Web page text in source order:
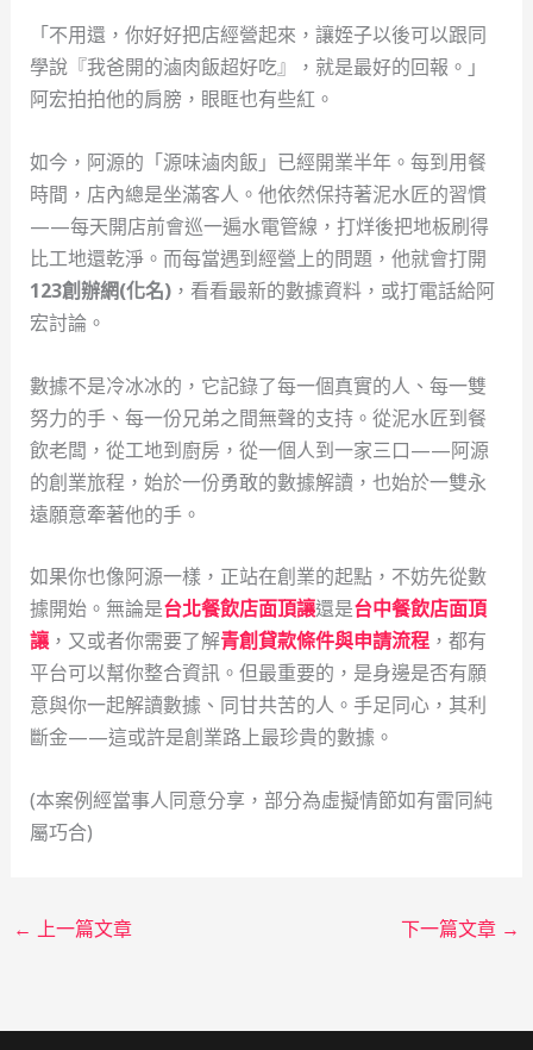
「不用還，你好好把店經營起來，讓姪子以後可以跟同
學說『我爸開的滷肉飯超好吃』，就是最好的回報。」
阿宏拍拍他的肩膀，眼眶也有些紅。
如今，阿源的「源味滷肉飯」已經開業半年。每到用餐
時間，店內總是坐滿客人。他依然保持著泥水匠的習慣
——每天開店前會巡一遍水電管線，打烊後把地板刷得
比工地還乾淨。而每當遇到經營上的問題，他就會打開
123創辦網(化名)，看看最新的數據資料，或打電話給阿
宏討論。
數據不是冷冰冰的，它記錄了每一個真實的人、每一雙
努力的手、每一份兄弟之間無聲的支持。從泥水匠到餐
飲老闆，從工地到廚房，從一個人到一家三口——阿源
的創業旅程，始於一份勇敢的數據解讀，也始於一雙永
遠願意牽著他的手。
如果你也像阿源一樣，正站在創業的起點，不妨先從數
據開始。無論是台北餐飲店面頂讓還是台中餐飲店面頂
讓，又或者你需要了解青創貸款條件與申請流程，都有
平台可以幫你整合資訊。但最重要的，是身邊是否有願
意與你一起解讀數據、同甘共苦的人。手足同心，其利
斷金——這或許是創業路上最珍貴的數據。
(本案例經當事人同意分享，部分為虛擬情節如有雷同純
屬巧合)
← 上一篇文章 下一篇文章 →